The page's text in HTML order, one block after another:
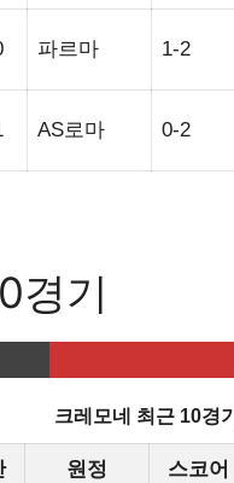
파르마 1-2
AS로마 0-2
경기
크레모네 최근 10경기
원정 스코어